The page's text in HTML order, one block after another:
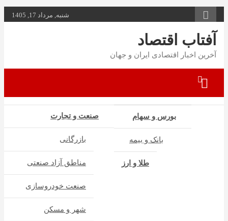
محتوا
بروید
شنبه, مرداد 17, 1405
آفتاب اقتصاد
آخرین اخبار اقتصادی ایران و جهان
صنعت و تجارت
بازرگانی
مناطق آزاد صنعتی
صنعت خودروسازی
شهر و مسکن
بورس و سهام
بانک و بیمه
طلا و ارز